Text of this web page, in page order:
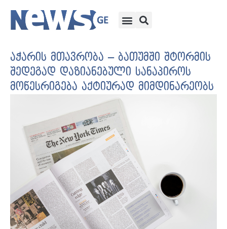
აჭარის მთავრობა – ბათუმში შტორმის
შედეგად დაზიანებული სანაპიროს
მოწესრიგება აქტიურად მიმდინარეობს